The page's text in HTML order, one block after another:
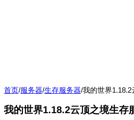
首页/服务器/生存服务器/我的世界
我的世界1.18.2云顶之境生存